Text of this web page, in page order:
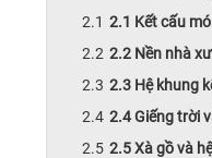
2.1 Kết cấu
2.2 Nền nhà
2.3 Hệ khung
2.4 Giếng trời
2.5 Xà gồ và